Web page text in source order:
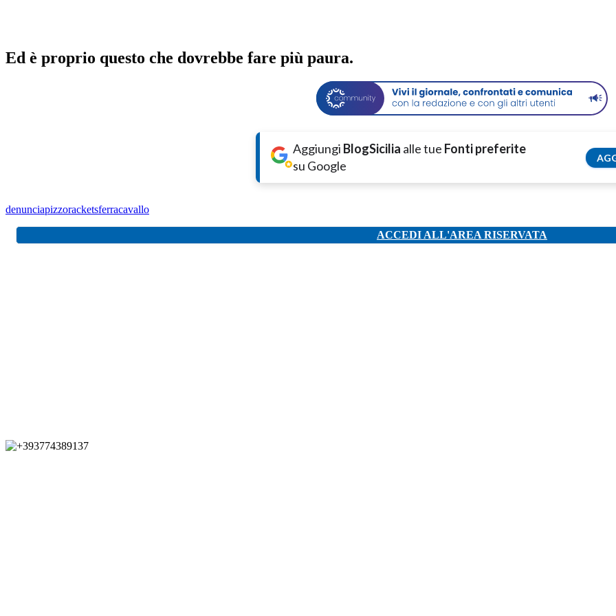
Ed è proprio questo che dovrebbe fare più paura.
Aggiungi BlogSicilia alle tue Fonti preferite
su Google
denunciapizzoracketsferracavallo
ACCEDI ALL'AREA RISERVATA